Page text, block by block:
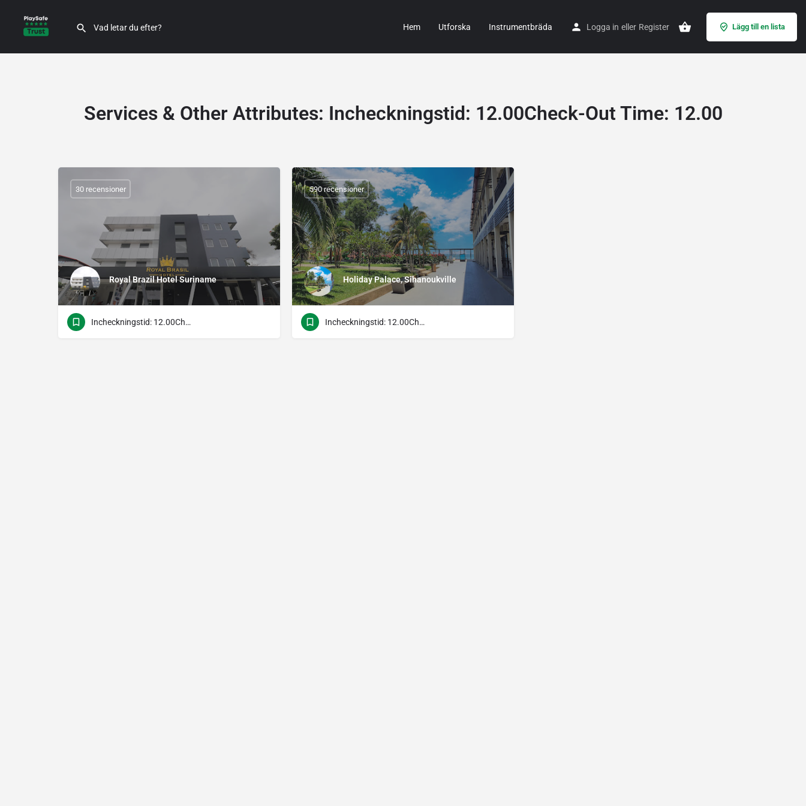
Hem Utforska Instrumentbräda Logga in eller Register Lägg till en lista
Services & Other Attributes: Incheckningstid: 12.00Check-Out Time: 12.00
Royal Brazil Hotel Suriname
30 recensioner
Incheckningstid: 12.00Check-Out Time: 12.00
Holiday Palace, Sihanoukville
590 recensioner
Incheckningstid: 12.00Check-Out Time: 12.00